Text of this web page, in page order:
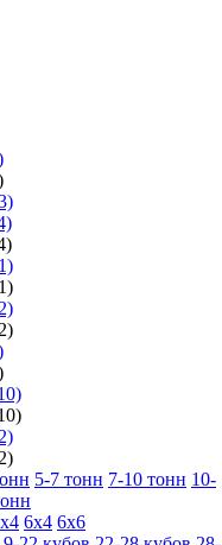
5-7 тонн 7-10 тонн 10-
6x4 6x6